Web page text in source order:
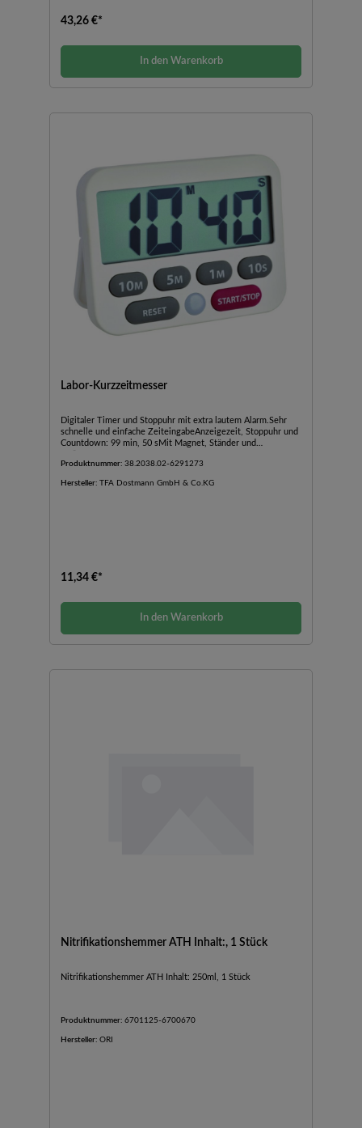
43,26 €*
In den Warenkorb
Labor-Kurzzeitmesser
Digitaler Timer und Stoppuhr mit extra lautem Alarm.Sehr
schnelle und einfache ZeiteingabeAnzeigezeit, Stoppuhr und
Countdown: 99 min, 50 sMit Magnet, Ständer und
Produktnummer: 38.2038.02-6291273
Hersteller: TFA Dostmann GmbH & Co.KG
11,34 €*
In den Warenkorb
Nitrifikationshemmer ATH Inhalt:, 1 Stück
Nitrifikationshemmer ATH Inhalt: 250ml, 1 Stück
Produktnummer: 6701125-6700670
Hersteller: ORI